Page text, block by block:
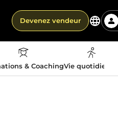
Devenez vendeur
& CoachingVie